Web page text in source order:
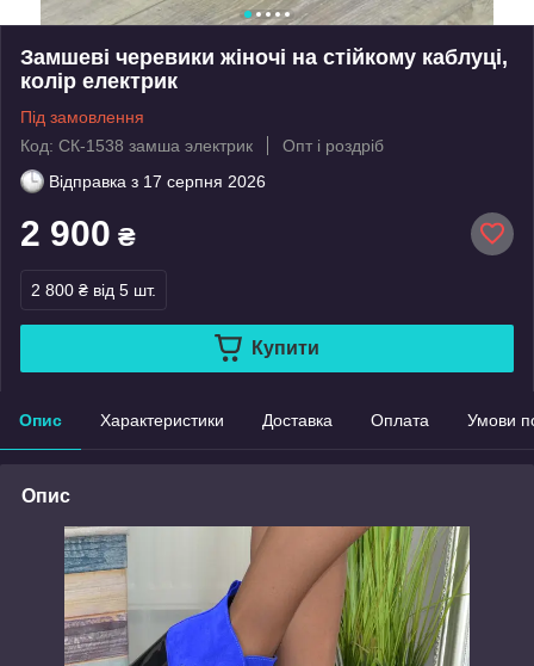
Замшеві черевики жіночі на стійкому каблуці,
колір електрик
Під замовлення
Код: СК-1538 замша электрик
Опт і роздріб
Відправка з 17 серпня 2026
2 900 ₴
2 800 ₴ від 5 шт.
Купити
Опис Характеристики Доставка Оплата Умови
Опис